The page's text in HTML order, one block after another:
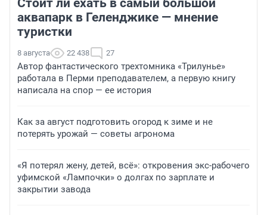
Стоит ли ехать в самый большой
аквапарк в Геленджике — мнение
туристки
8 августа 22 438 27
Автор фантастического трехтомника «Трилунье»
работала в Перми преподавателем, а первую книгу
написала на спор — ее история
Как за август подготовить огород к зиме и не
потерять урожай — советы агронома
«Я потерял жену, детей, всё»: откровения экс-рабочего
уфимской «Лампочки» о долгах по зарплате и
закрытии завода